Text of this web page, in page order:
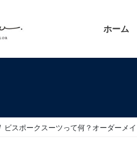
ホーム
ビスポークスーツって何？オーダーメ